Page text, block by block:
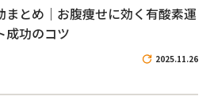
まとめ｜お腹痩せに効く有酸素運
成功のコツ
2025.11.26